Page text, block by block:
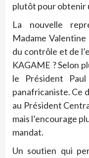
plutôt pour obtenir
La nouvelle
Madame Valentine
du contrôle et de
KAGAME ? Selon
le Président
panafricaniste. Ce
au Président
mais l’encourage
mandat.
Un soutien qui